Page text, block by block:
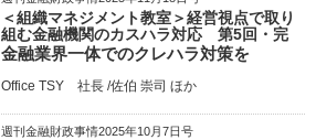
＜組織マネジメント教室＞経営視点で取り
組む金融機関のカスハラ対応 第5回・完
金融業界一体でのクレハラ対策を
Office TSY 社長 /佐伯 崇司 ほか
週刊金融財政事情2025年10月7日号